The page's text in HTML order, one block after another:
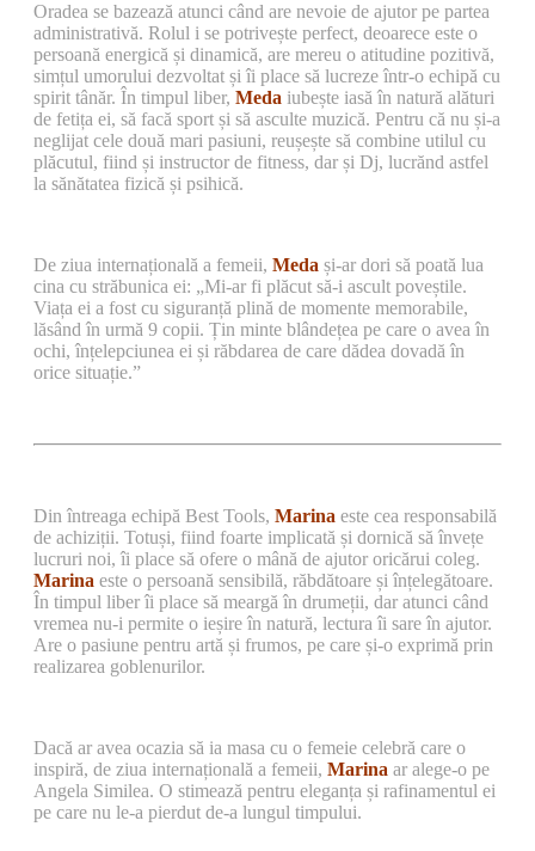
Oradea se bazează atunci când are nevoie de ajutor pe partea
administrativă. Rolul i se potrivește perfect, deoarece este o
persoană energică și dinamică, are mereu o atitudine pozitivă,
simțul umorului dezvoltat și îi place să lucreze într-o echipă cu
spirit tânăr. În timpul liber, Meda iubește iasă în natură alături
de fetița ei, să facă sport și să asculte muzică. Pentru că nu și-a
neglijat cele două mari pasiuni, reușește să combine utilul cu
plăcutul, fiind și instructor de fitness, dar și Dj, lucrănd astfel
la sănătatea fizică și psihică.
De ziua internațională a femeii, Meda și-ar dori să poată lua
cina cu străbunica ei: „Mi-ar fi plăcut să-i ascult poveștile.
Viața ei a fost cu siguranță plină de momente memorabile,
lăsând în urmă 9 copii. Țin minte blândețea pe care o avea în
ochi, înțelepciunea ei și răbdarea de care dădea dovadă în
orice situație.”
Din întreaga echipă Best Tools, Marina este cea responsabilă
de achiziții. Totuși, fiind foarte implicată și dornică să învețe
lucruri noi, îi place să ofere o mână de ajutor oricărui coleg.
Marina este o persoană sensibilă, răbdătoare și înțelegătoare.
În timpul liber îi place să meargă în drumeții, dar atunci când
vremea nu-i permite o ieșire în natură, lectura îi sare în ajutor.
Are o pasiune pentru artă și frumos, pe care și-o exprimă prin
realizarea goblenurilor.
Dacă ar avea ocazia să ia masa cu o femeie celebră care o
inspiră, de ziua internațională a femeii, Marina ar alege-o pe
Angela Similea. O stimează pentru eleganța și rafinamentul ei
pe care nu le-a pierdut de-a lungul timpului.